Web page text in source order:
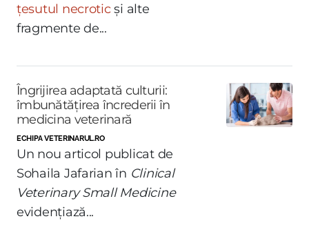
țesutul necroticși alte
fragmente de...
Îngrijirea adaptată culturii:
îmbunătățirea încrederii în
medicina veterinară
ECHIPA VETERINARUL.RO
Un nou articol publicat de
Sohaila Jafarian în Clinical
Veterinary Small Medicine
evidențiază...